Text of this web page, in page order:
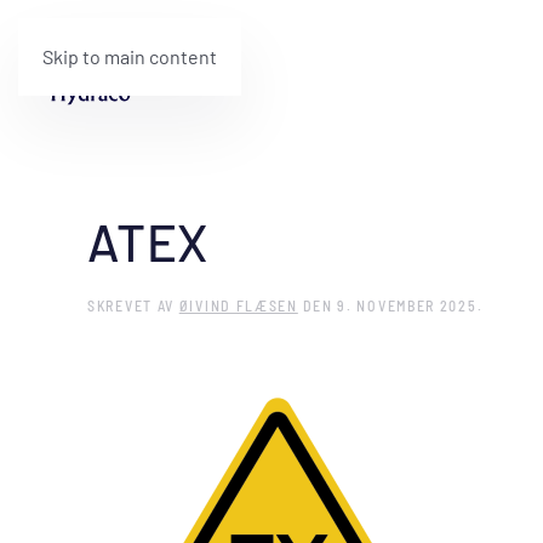
Skip to main content
ATEX
SKREVET AV ØIVIND FLÆSEN DEN9. NOVEMBER 2025 .